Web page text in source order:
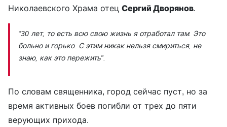
Николаевского Храма отец Сергий Дворянов.
“30 лет, то есть всю свою жизнь я отработал там. Это
больно и горько. С этим никак нельзя смириться, не
знаю, как это пережить”.
По словам священника, город сейчас пуст, но за
время активных боев погибли от трех до пяти
верующих прихода.